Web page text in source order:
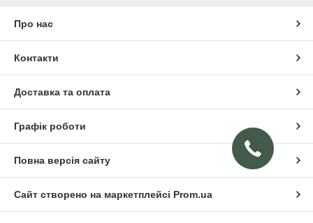
Про нас
Контакти
Доставка та оплата
Графік роботи
Повна версія сайту
Сайт створено на маркетплейсі Prom.ua